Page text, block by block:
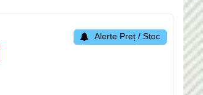
Alerte Preț / Stoc